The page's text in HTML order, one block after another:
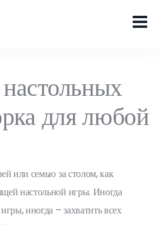
для любой
или семью за столом, как
настольной игры. Иногда
иногда – захватить всех